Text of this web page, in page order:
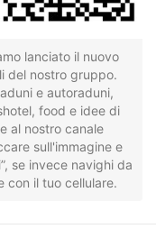
lanciato il nuovo
del nostro gruppo.
e autoraduni,
food e idee di
al nostro canale
sull'immagine e
se invece navighi da
con il tuo cellulare.